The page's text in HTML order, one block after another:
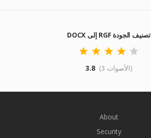
DOCX إلى RGF تصنيف الجودة
3.8 (3 الأصوات)
About
Security